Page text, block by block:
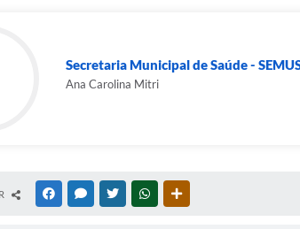
Secretaria Municipal de Saúde -
Ana Carolina Mitri
FACEBOOKMESSENGER
TWITTERWHATSAPP